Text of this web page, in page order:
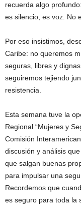
recuerda algo
es silencio, es voz. No
Por eso insistimos,
Caribe: no queremos
seguras, libres y
seguiremos tejiendo
resistencia.
Esta semana tuve la
Regional “Mujeres y
Comisión
discusión y análisis
que salgan buenas
para impulsar una
Recordemos que
es seguro para toda la